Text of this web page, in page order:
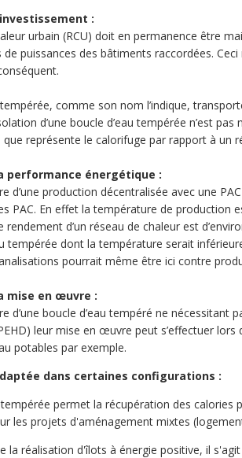
:
urbain (RCU) doit en permanence être
puissances des bâtiments raccordées.
tempérée, comme son nom l’indique,
d’une boucle d’eau tempérée n’est
représente le calorifuge par rapport à un
performance énergétique :
d’une production décentralisée avec une
PAC. En effet la température de production
d’un réseau de chaleur est
tempérée dont la température serait
pourrait même être ici contre
mise en œuvre :
d’une boucle d’eau tempéré ne
leur mise en œuvre peut s’effectuer
potables par exemple.
dans certaines configurations :
permet la récupération des
les projets d'aménagement mixtes
la réalisation d'îlots à énergie positive, il